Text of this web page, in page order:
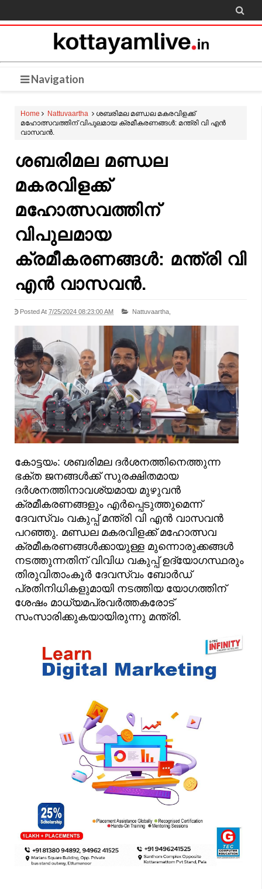

Navigation
Home Nattuvaartha
ശബരിമല മണ്ഡല മകരവിളക്ക്
മഹോത്സവത്തിന് വിപുലമായ ക്രമീകരണങ്ങൾ: മന്ത്രി വി എൻ
വാസവൻ.
ശബരിമല മണ്ഡല
മകരവിളക്ക്
മഹോത്സവത്തിന്
വിപുലമായ
ക്രമീകരണങ്ങൾ: മന്ത്രി വി
എൻ വാസവൻ.
Posted At 7/25/2024 08:23:00 AM Nattuvaartha,
കോട്ടയം: ശബരിമല ദർശനത്തിനെത്തുന്ന
ഭക്ത ജനങ്ങൾക്ക് സുരക്ഷിതമായ
ദർശനത്തിനാവശ്യമായ മുഴുവൻ
ക്രമീകരണങ്ങളും എർപ്പെടുത്തുമെന്ന്
ദേവസ്വം വകുപ്പ് മന്ത്രി വി എൻ വാസവൻ
പറഞ്ഞു. മണ്ഡല മകരവിളക്ക് മഹോത്സവ
ക്രമീകരണങ്ങൾക്കായുള്ള മുന്നൊരുക്കങ്ങൾ
നടത്തുന്നതിന് വിവിധ വകുപ്പ് ഉദ്യോഗസ്ഥരും
തിരുവിതാംകൂർ ദേവസ്വം ബോർഡ്
പ്രതിനിധികളുമായി നടത്തിയ യോഗത്തിന്
ശേഷം മാധ്യമപ്രവർത്തകരോട്
സംസാരിക്കുകയായിരുന്നു മന്ത്രി.